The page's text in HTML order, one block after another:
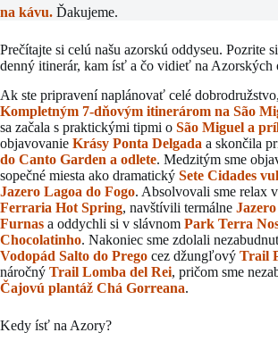
na kávu. Ďakujeme.
Prečítajte si celú našu azorskú oddyseu. Pozrite
denný itinerár, kam ísť a čo vidieť na Azorských
Ak ste pripravení naplánovať celé
Kompletným 7-dňovým itinerárom na São
sa začala s praktickými tipmi o São Miguel a
objavovanie Krásy Ponta Delgada a skončila
do Canto Garden a odlete. Medzitým sme
sopečné miesta ako dramatický Sete Cidades
Jazero Lagoa do Fogo. Absolvovali sme relax
Ferraria Hot Spring, navštívili termálne
Furnas a oddychli si v slávnom Park Terra
Chocolatinho. Nakoniec sme zdolali
Vodopád Salto do Prego cez džungľový Trail
náročný Trail Lomba del Rei, pričom sme
Čajovú plantáž Chá Gorreana.
Kedy ísť na Azory?